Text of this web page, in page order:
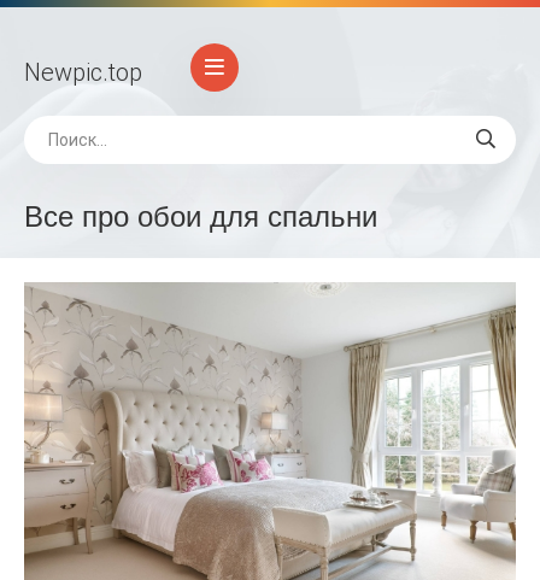
Newpic.top
Все про обои для спальни